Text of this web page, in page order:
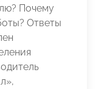
Почему
Ответы